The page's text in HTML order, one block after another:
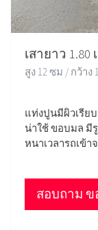
เสายาว 1.80
สูง 12 ซม / กว้าง
แท่งปูนมีผิวเรีย
น่าใช้ ขอบมล มี
หนาเวลารถเข้า
สอบถาม ข